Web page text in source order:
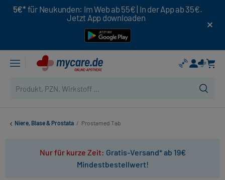
5€* für Neukunden: Im Web ab 55€ | In der App ab 35€.
Jetzt App downloaden
Niere, Blase & Prostata / Prostamed Tab
Nur für kurze Zeit: Gratis-Versand* ab 19€
Mindestbestellwert!